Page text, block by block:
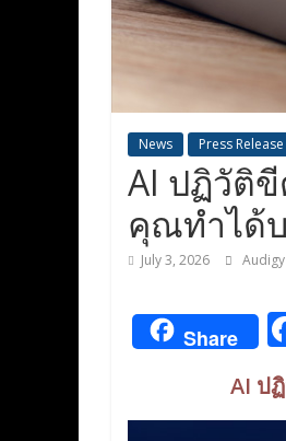
News Press Release
AI ปฏิวัติ
คุณทำได้
July 3, 2026 Audigy
Share
AI ป